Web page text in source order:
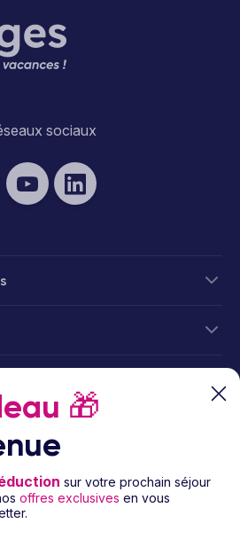
sociaux
🎁
sur votre prochain séjour
offres exclusives en vous